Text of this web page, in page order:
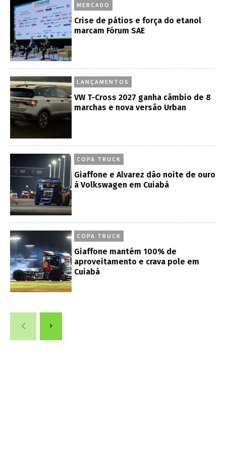
MERCADO
Crise de pátios e força do etanol
marcam Fórum SAE
LANÇAMENTOS
VW T-Cross 2027 ganha câmbio de 8
marchas e nova versão Urban
COPA TRUCK
Giaffone e Alvarez dão noite de ouro
à Volkswagen em Cuiabá
COPA TRUCK
Giaffone mantém 100% de
aproveitamento e crava pole em
Cuiabá